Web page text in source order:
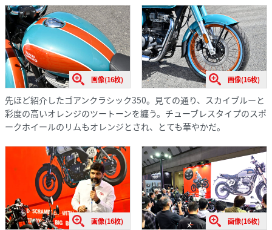
画像(16枚) 画像(16枚)
先ほど紹介したゴアンクラシック350。見ての通り、スカイブルーと
彩度の高いオレンジのツートーンを纏う。チューブレスタイプのスポ
ークホイールのリムもオレンジとされ、とても華やかだ。
画像(16枚) 画像(16枚)